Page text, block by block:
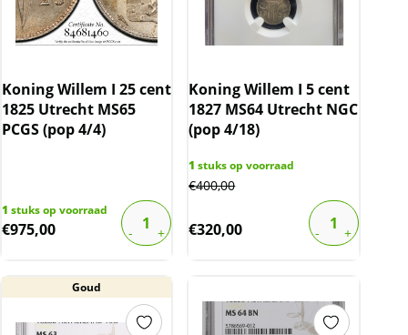
Koning Willem I 25 cent
1825 Utrecht MS65
PCGS (pop 4/4)
1 stuks op voorraad
€975,00
Koning Willem I 5 cent
1827 MS64 Utrecht NGC
(pop 4/18)
1 stuks op voorraad
€400,00
€320,00
Goud